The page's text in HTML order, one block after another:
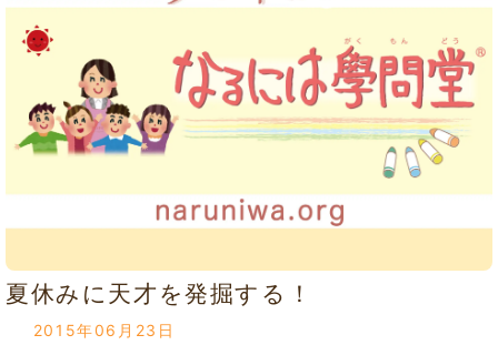
夏休みに天才を発掘する！
2015年06月23日